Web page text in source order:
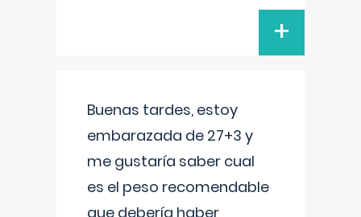
+
Buenas tardes, estoy
embarazada de 27+3 y
me gustaría saber cual
es el peso recomendable
que debería haber